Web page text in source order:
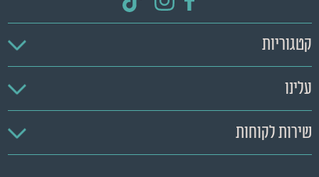
קטגוריות
עלינו
שירות לקוחות